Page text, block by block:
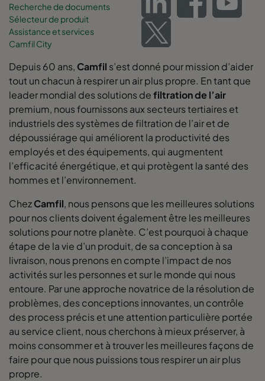
Recherche de documents
Sélecteur de produit
Assistance et services
Camfil City
Depuis 60 ans, Camfil s’est donné pour mission d’aider
tout un chacun à respirer un air plus propre. En tant que
leader mondial des solutions defiltration de l’air
premium, nous fournissons aux secteurs tertiaires et
industriels des systèmes de filtration de l’air et de
dépoussiérage qui améliorent la productivité des
employés et des équipements, qui augmentent
l’efficacité énergétique, et qui protègent la santé des
hommes et l’environnement.
ChezCamfil, nous pensons que les meilleures solutions
pour nos clients doivent également être les meilleures
solutions pour notre planète. C’est pourquoi à chaque
étape de la vie d’un produit, de sa conception à sa
livraison, nous prenons en compte l’impact de nos
activités sur les personnes et sur le monde qui nous
entoure. Par une approche novatrice de la résolution de
problèmes, des conceptions innovantes, un contrôle
des process précis et une attention particulière portée
au service client, nous cherchons à mieux préserver, à
moins consommer et à trouver les meilleures façons de
faire pour que nous puissions tous respirer un air plus
propre.